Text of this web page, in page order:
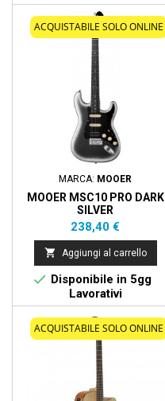
ACQUISTABILE SOLO ONLINE
MARCA: MOOER
MOOER MSC10 PRO DARK
SILVER
Prezzo
238,40 €
 Aggiungi al carrello
 Disponibile in 5gg
Lavorativi
ACQUISTABILE SOLO ONLINE